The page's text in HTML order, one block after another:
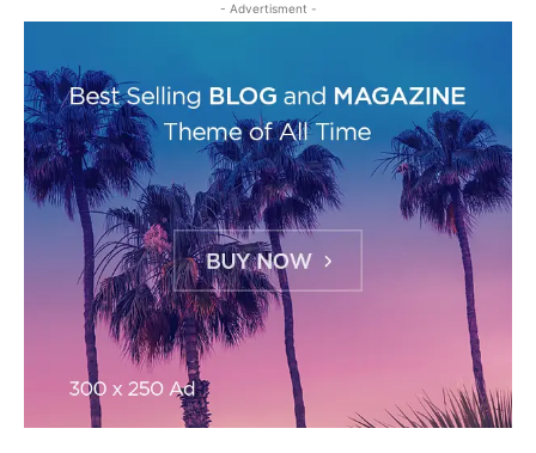
- Advertisment -